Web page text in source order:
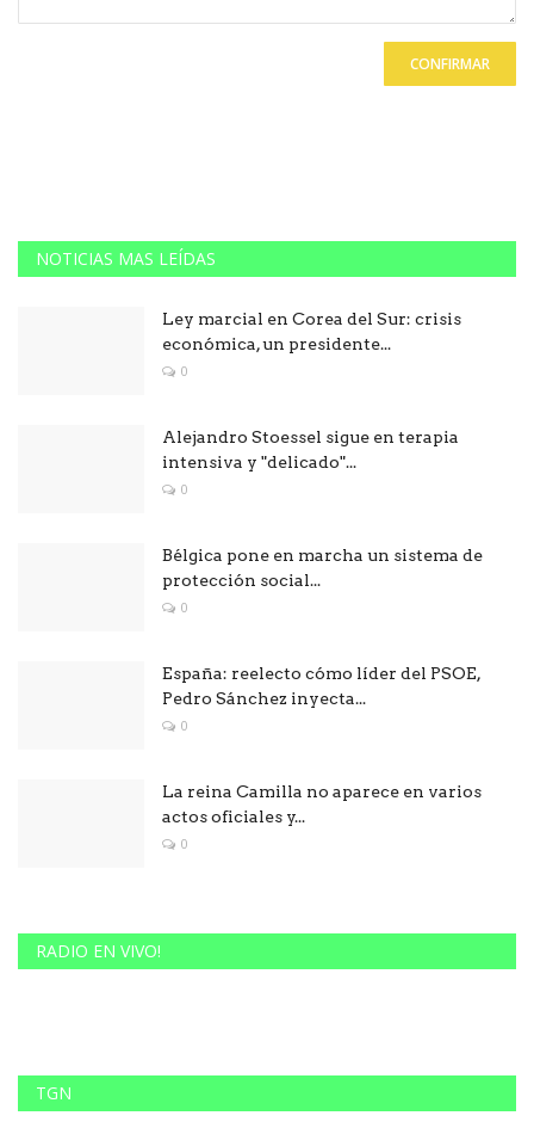
CONFIRMAR
NOTICIAS MAS LEÍDAS
Ley marcial en Corea del Sur: crisis
económica, un presidente...
0
Alejandro Stoessel sigue en terapia
intensiva y "delicado"...
0
Bélgica pone en marcha un sistema de
protección social...
0
España: reelecto cómo líder del PSOE,
Pedro Sánchez inyecta...
0
La reina Camilla no aparece en varios
actos oficiales y...
0
RADIO EN VIVO!
TGN